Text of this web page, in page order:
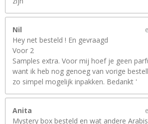
Nil
Hey net besteld ! En gevraagd
Voor 2
Samples extra. Voor mij hoef je geen
want ik heb nog genoeg van vorige
zo simpel mogelijk inpakken. Bedankt '
Anita
Mystery box besteld en wat andere